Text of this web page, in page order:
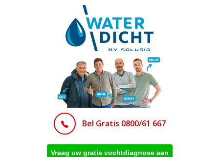
Bel Gratis 0800/61 667
Vraag uw gratis vochtdiagnose aan